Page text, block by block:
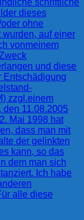
dieses
ohne
auf einer
vonmeinem
und diese
Entschädigung
zzgl.einem
11.08.2005
Mai 1998 hat
dass man mit
der gelinkten
kann, so das
dem man sich
Ich habe
alle diese